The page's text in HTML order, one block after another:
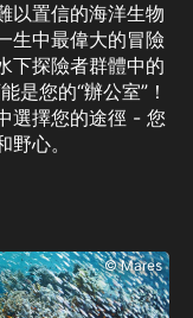
以置信的海洋生物
生中最偉大的冒險
下探險者群體中的
是您的“辦公室”！
選擇您的途徑 - 您
心。
© Mares